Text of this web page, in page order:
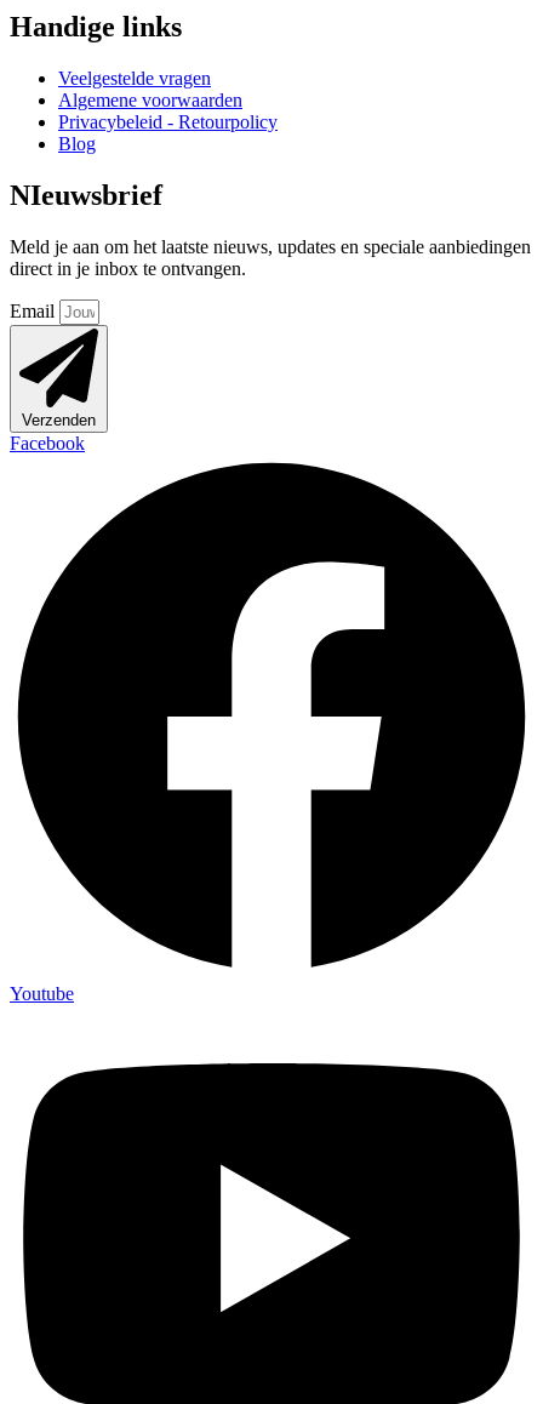
Handige links
Veelgestelde vragen
Algemene voorwaarden
Privacybeleid - Retourpolicy
Blog
NIeuwsbrief
Meld je aan om het laatste nieuws, updates en speciale aanbiedingen
direct in je inbox te ontvangen.
Email
Verzenden
Facebook
Youtube